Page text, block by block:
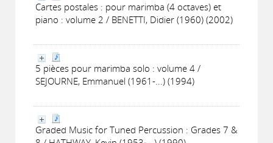
Cartes postales : pour marimba (4 octaves) et
piano : volume 2 / BENETTI, Didier (1960) (2002)
5 pièces pour marimba solo : volume 4 /
SEJOURNE, Emmanuel (1961-...) (1994)
Graded Music for Tuned Percussion : Grades 7 &